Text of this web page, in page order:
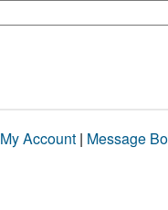
My Account | Message